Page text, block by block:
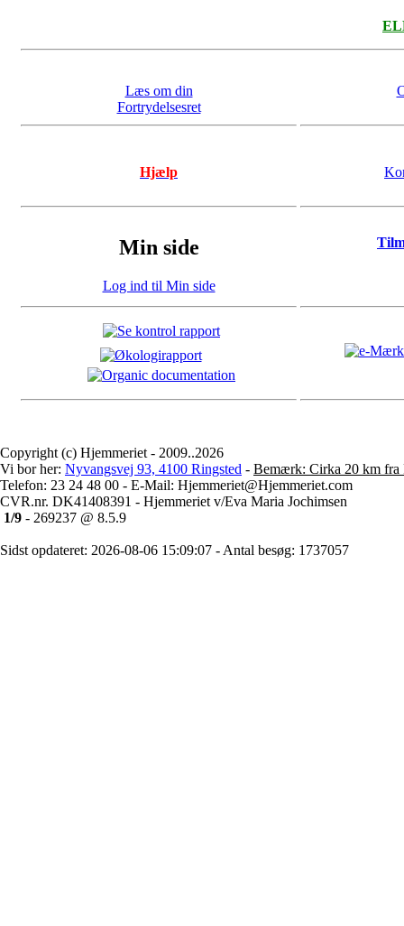
Læs om din
Fortrydelsesret
Hjælp
Min side
Log ind til Min side
Copyright (c) Hjemmeriet - 2009..2026
Vi bor her: Nyvangsvej 93, 4100 Ringsted - Bemærk: Cirka 20 km fra
Telefon: 23 24 48 00 - E-Mail: Hjemmeriet@Hjemmeriet.com
CVR.nr. DK41408391 - Hjemmeriet v/Eva Maria Jochimsen
1/9 - 269237 @ 8.5.9
Sidst opdateret: 2026-08-06 15:09:07 - Antal besøg: 1737057